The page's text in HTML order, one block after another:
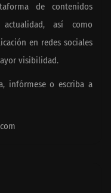
de contenidos
así como
en redes sociales
visibilidad.
infórmese o escriba a